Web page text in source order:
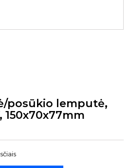
posūkio lemputė,
150x70x77mm